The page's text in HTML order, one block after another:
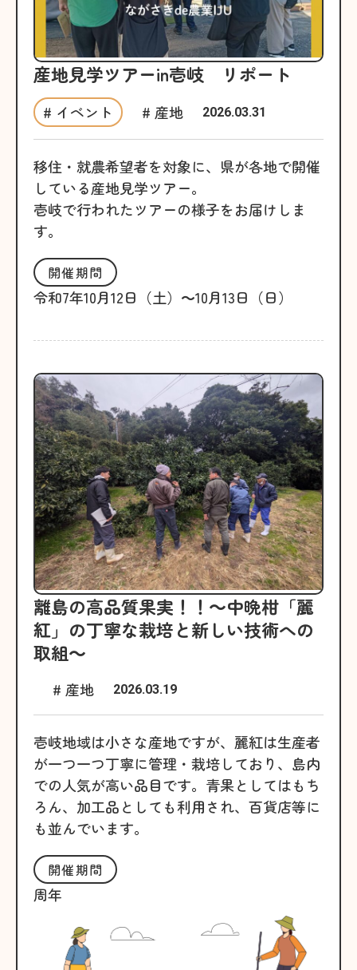
産地見学ツアーin壱岐 リポート
# イベント # 産地 2026.03.31
移住・就農希望者を対象に、県が各地で開催
している産地見学ツアー。
壱岐で行われたツアーの様子をお届けしま
す。
開催期間
令和7年10月12日（土）～10月13日（日）
離島の高品質果実！！～中晩柑「麗
紅」の丁寧な栽培と新しい技術への
取組～
# 産地 2026.03.19
壱岐地域は小さな産地ですが、麗紅は生産者
が一つ一つ丁寧に管理・栽培しており、島内
での人気が高い品目です。青果としてはもち
ろん、加工品としても利用され、百貨店等に
も並んでいます。
開催期間
周年